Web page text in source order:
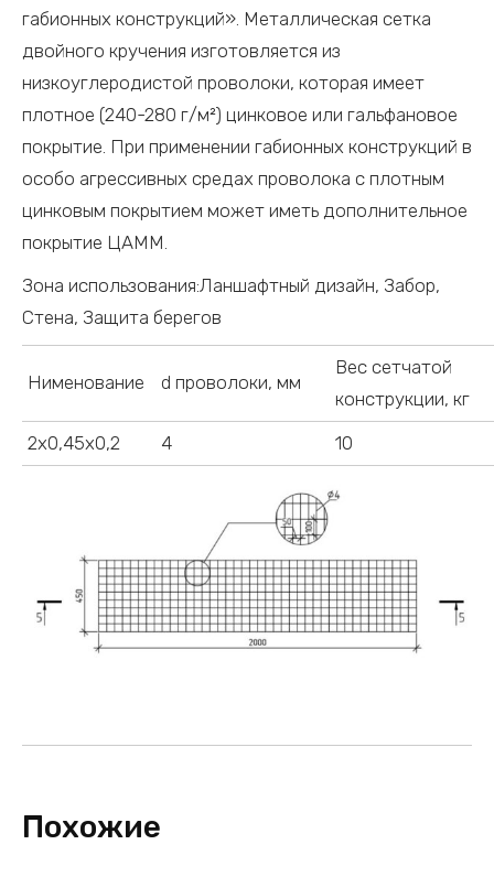
габионных конструкций». Металлическая сетка
двойного кручения изготовляется из
низкоуглеродистой проволоки, которая имеет
плотное (240-280 г/м²) цинковое или гальфановое
покрытие. При применении габионных конструкций в
особо агрессивных средах проволока с плотным
цинковым покрытием может иметь дополнительное
покрытие ЦАММ.
Зона использования:Ланшафтный дизайн, Забор,
Стена, Защита берегов
Нименование d проволоки, мм
Вес сетчатой
конструкции, кг
2х0,45х0,2
4 10
Похожие